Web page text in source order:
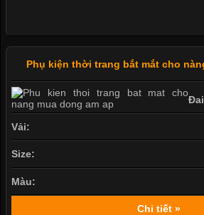
Phụ kiện thời trang bắt mắt cho
Vải:
Size:
Màu:
Chi tiết »